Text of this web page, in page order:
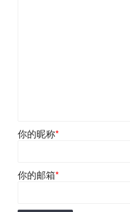
你的昵称*
你的邮箱*